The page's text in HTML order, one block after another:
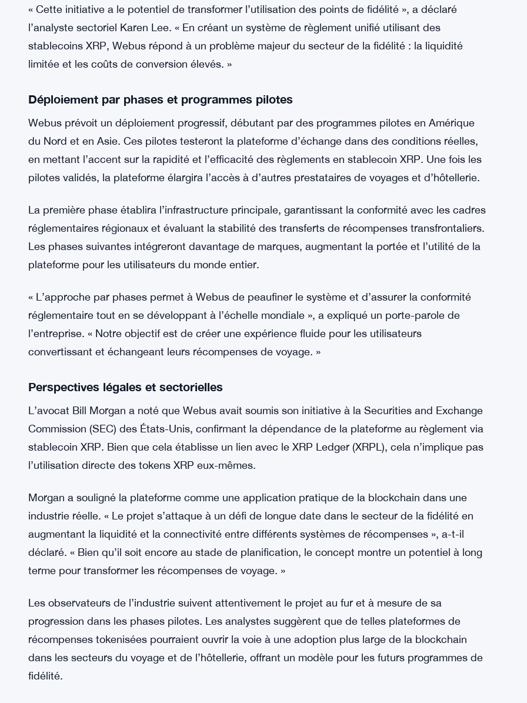
Grâce au règlement en stablecoin XRP, les points de récompense peuvent être échangés
instantanément entre plusieurs programmes, les rendant plus fonctionnels et pertinents pour les
être convertis en récompenses hôtelières ou crédits de transport en temps réel.
Déploiement par phases et programmes pilotes
Webus prévoit un déploiement progressif, débutant par des programmes pilotes en Amérique
du Nord et en Asie. Ces pilotes testeront la plateforme d’échange dans des conditions réelles,
pilotes validés, la plateforme élargira l’accès à d’autres prestataires de voyages et d’hôtellerie.
La première phase établira l’infrastructure principale, garantissant la conformité avec les cadres
réglementaires régionaux et évaluant la stabilité des transferts de récompenses transfrontaliers.
plateforme pour les utilisateurs du monde entier.
« L’approche par phases permet à Webus de peaufiner le système et d’assurer la conformité
Perspectives légales et sectorielles
L’avocat Bill Morgan a noté que Webus avait soumis son initiative à la Securities and Exchange
Commission (SEC) des États-Unis, confirmant la dépendance de la plateforme au règlement via
stablecoin XRP. Bien que cela établisse un lien avec le XRP Ledger (XRPL), cela n’implique pas
Morgan a souligné la plateforme comme une application pratique de la blockchain dans une
industrie réelle. « Le projet s’attaque à un défi de longue date dans le secteur de la fidélité en
augmentant la liquidité et la connectivité entre différents systèmes de récompenses », a-t-il
déclaré. « Bien qu’il soit encore au stade de planification, le concept montre un potentiel à long